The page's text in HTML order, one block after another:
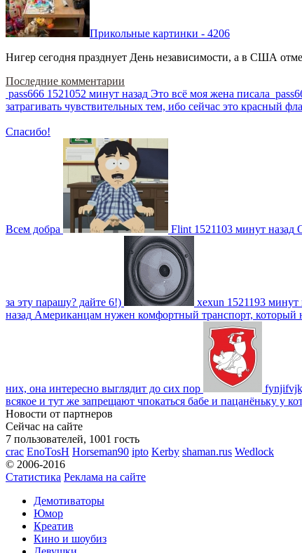
Прикольные картинки - 4206
Нигер сегодня празднует День независимости, а в США
Последние комментарии
pass666 1521052 минут назад Это всё моя жена писала
затрагивать чувствительных тем, ибо сейчас это
Спасибо!
Всем добра Flint 1521103 минут назад
за эту парашу? дайте 6!) xexun 1521193 минут
назад Американцам нужен комфортный транспорт, который
них, она интересно выглядит до сих пор
всякое и тут же запрещают чпокаться бабе и пацанёньку у
Новости от партнеров
Сейчас на сайте
7 пользователей, 1001 гость
crac EnoTosH Horseman90 ipto Kerby shaman.rus Wedlock
© 2006-2016
Статистика Реклама на сайте
Демотиваторы
Юмор
Креатив
Кино и шоубиз